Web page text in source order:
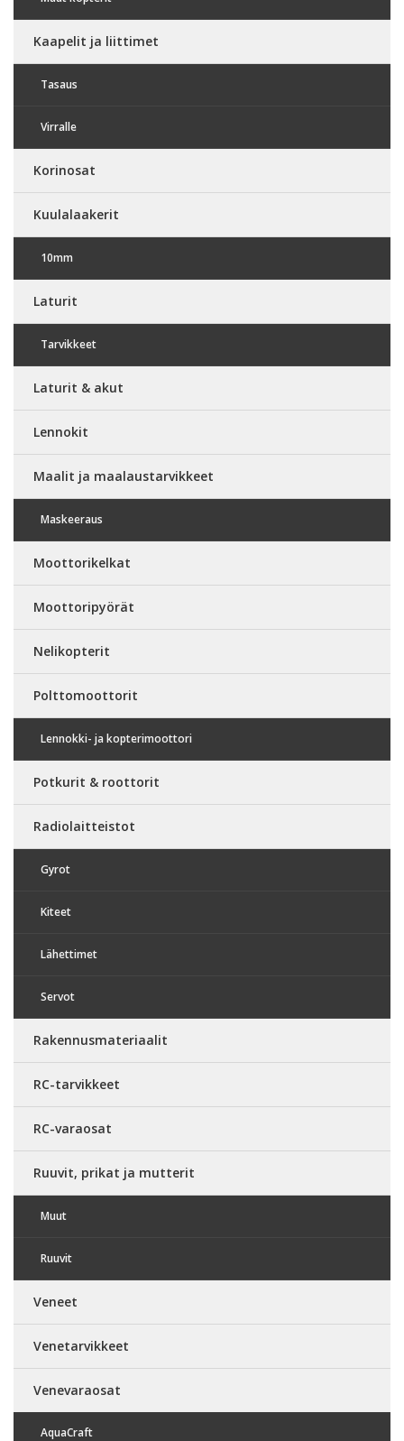
Kaapelit ja liittimet
Tasaus
Virralle
Korinosat
Kuulalaakerit
10mm
Laturit
Tarvikkeet
Laturit & akut
Lennokit
Maalit ja maalaustarvikkeet
Maskeeraus
Moottorikelkat
Moottoripyörät
Nelikopterit
Polttomoottorit
Lennokki- ja kopterimoottori
Potkurit & roottorit
Radiolaitteistot
Gyrot
Kiteet
Lähettimet
Servot
Rakennusmateriaalit
RC-tarvikkeet
RC-varaosat
Ruuvit, prikat ja mutterit
Muut
Ruuvit
Veneet
Venetarvikkeet
Venevaraosat
AquaCraft